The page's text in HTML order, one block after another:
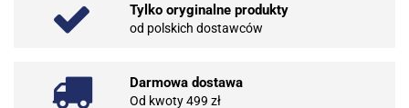
Tylko oryginalne produkty
od polskich dostawców
Darmowa dostawa
Od kwoty 499 zł